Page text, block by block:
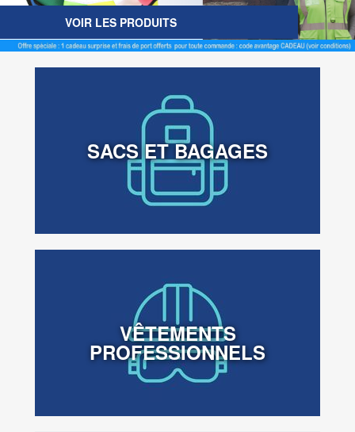
VOIR LES PRODUITS
SACS ET BAGAGES
VÊTEMENTS
PROFESSIONNELS